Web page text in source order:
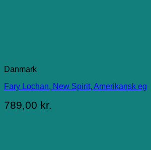
Danmark
Fary Lochan, New Spirit, Amerikansk eg
789,00 kr.